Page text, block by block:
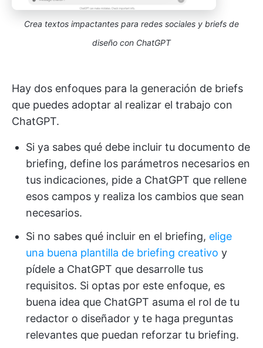
Crea textos impactantes para redes sociales y briefs de
diseño con ChatGPT
Hay dos enfoques para la generación de briefs
que puedes adoptar al realizar el trabajo con
ChatGPT.
Si ya sabes qué debe incluir tu documento de
briefing, define los parámetros necesarios en
tus indicaciones, pide a ChatGPT que rellene
esos campos y realiza los cambios que sean
necesarios.
Si no sabes qué incluir en el briefing, elige
una buena plantilla de briefing creativo y
pídele a ChatGPT que desarrolle tus
requisitos. Si optas por este enfoque, es
buena idea que ChatGPT asuma el rol de tu
redactor o diseñador y te haga preguntas
relevantes que puedan reforzar tu briefing.